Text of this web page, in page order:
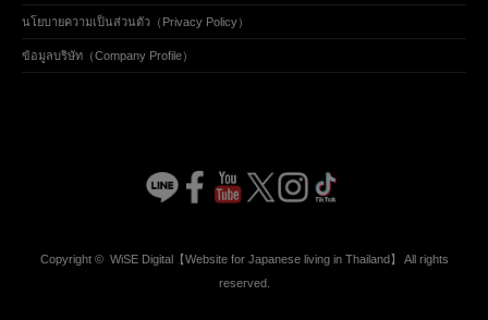
นโยบายความเป็นส่วนตัว（Privacy Policy）
ข้อมูลบริษัท（Company Profile）
Copyright © WiSE Digital【Website for Japanese living in Thailand】
All rights
reserved.